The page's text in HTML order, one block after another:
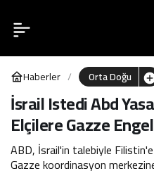
Haberler Orta Doğu
İsrail Istedi Abd
Elçilere Gazze
ABD, İsrail'in talebiyle
Gazze koordinasyon
İsrail Istedi Abd Yasakladı:
Avrupalı Elçilere Gazze
Engeli